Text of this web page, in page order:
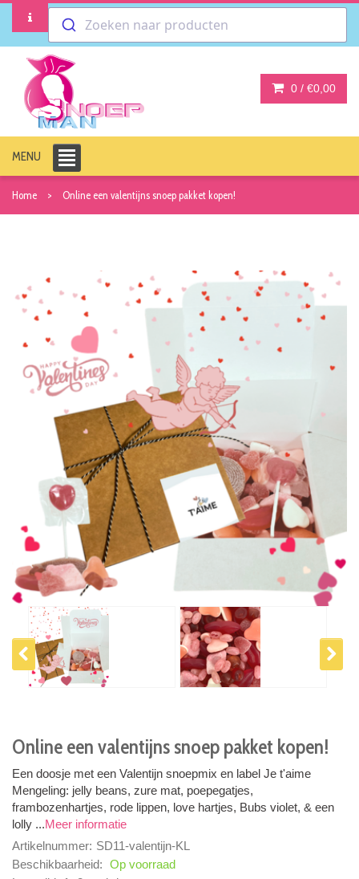
Zoeken naar producten
0 / €0,00
MENU
Home Online een valentijns snoep pakket kopen!
Online een valentijns snoep pakket kopen!
Een doosje met een Valentijn snoepmix en label Je t'aime
Mengeling: jelly beans, zure mat, poepegatjes,
frambozenhartjes, rode lippen, love hartjes, Bubs violet, & een
lolly ...Meer informatie
Artikelnummer: SD11-valentijn-KL
Beschikbaarheid: Op voorraad